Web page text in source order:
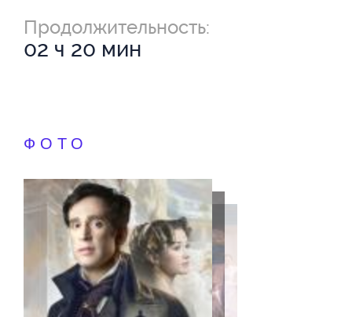
Продолжительность:
02 ч 20 мин
ФОТО